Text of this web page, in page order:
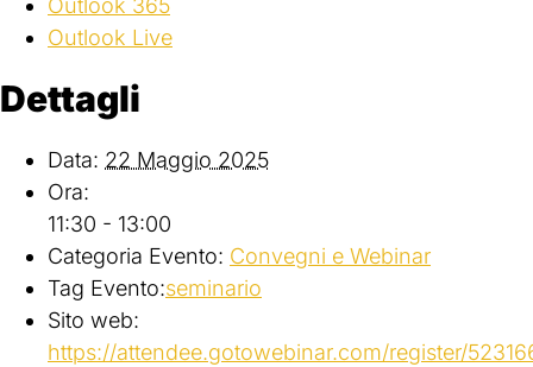
Outlook 365
Outlook Live
Dettagli
Data: 22 Maggio 2025
Ora:
11:30 - 13:00
Categoria Evento: Convegni e Webinar
Tag Evento:seminario
Sito web:
https://attendee.gotowebinar.com/register/